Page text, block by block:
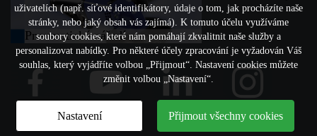
Pneumatické nářadí
uživatelích (např. síťové identifikátory, údaje o tom, jak procházíte naše
stránky, nebo jaký obsah vás zajímá). K tomuto účelu využíváme
soubory cookies, které nám pomáhají zkvalitnit naše služby a
personalizovat nabídky. Pro některé účely zpracování je vyžadován Váš
souhlas, který vyjádříte volbou „Přijmout“. Nastavení cookies můžete
změnit volbou „Nastavení“.
Nastavení Přijmout všechny cookies